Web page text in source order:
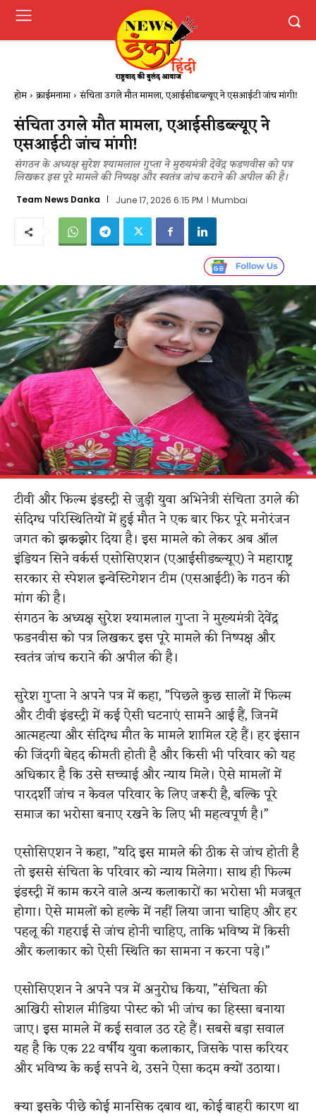
होम क्राईमनामा संचिता उगले मौत मामला, एआईसीडब्ल्यूए ने एसआईटी जांच मांगी!
संचिता उगले मौत मामला, एआईसीडब्ल्यूए ने
एसआईटी जांच मांगी!
संगठन के अध्यक्ष सुरेश श्यामलाल गुप्ता ने मुख्यमंत्री देवेंद्र फडणवीस को पत्र
लिखकर इस पूरे मामले की निष्पक्ष और स्वतंत्र जांच कराने की अपील की है।
Team News Danka June 17, 2026 6:15 PM Mumbai
टीवी और फिल्म इंडस्ट्री से जुड़ी युवा अभिनेत्री संचिता उगले की
संदिग्ध परिस्थितियों में हुई मौत ने एक बार फिर पूरे मनोरंजन
जगत को झकझोर दिया है। इस मामले को लेकर अब ऑल
इंडियन सिने वर्कर्स एसोसिएशन (एआईसीडब्ल्यूए) ने महाराष्ट्र
सरकार से स्पेशल इन्वेस्टिगेशन टीम (एसआईटी) के गठन की
मांग की है।
संगठन के अध्यक्ष सुरेश श्यामलाल गुप्ता ने मुख्यमंत्री देवेंद्र
फडनवीस को पत्र लिखकर इस पूरे मामले की निष्पक्ष और
स्वतंत्र जांच कराने की अपील की है।
सुरेश गुप्ता ने अपने पत्र में कहा, ”पिछले कुछ सालों में फिल्म
और टीवी इंडस्ट्री में कई ऐसी घटनाएं सामने आई हैं, जिनमें
आत्महत्या और संदिग्ध मौत के मामले शामिल रहे हैं। हर इंसान
की जिंदगी बेहद कीमती होती है और किसी भी परिवार को यह
अधिकार है कि उसे सच्चाई और न्याय मिले। ऐसे मामलों में
पारदर्शी जांच न केवल परिवार के लिए जरूरी है, बल्कि पूरे
समाज का भरोसा बनाए रखने के लिए भी महत्वपूर्ण है।”
एसोसिएशन ने कहा, ”यदि इस मामले की ठीक से जांच होती है
तो इससे संचिता के परिवार को न्याय मिलेगा। साथ ही फिल्म
इंडस्ट्री में काम करने वाले अन्य कलाकारों का भरोसा भी मजबूत
होगा। ऐसे मामलों को हल्के में नहीं लिया जाना चाहिए और हर
पहलू की गहराई से जांच होनी चाहिए, ताकि भविष्य में किसी
और कलाकार को ऐसी स्थिति का सामना न करना पड़े।”
एसोसिएशन ने अपने पत्र में अनुरोध किया, ”संचिता की
आखिरी सोशल मीडिया पोस्ट को भी जांच का हिस्सा बनाया
जाए। इस मामले में कई सवाल उठ रहे हैं। सबसे बड़ा सवाल
यह है कि एक 22 वर्षीय युवा कलाकार, जिसके पास करियर
और भविष्य के कई सपने थे, उसने ऐसा कदम क्यों उठाया।
क्या इसके पीछे कोई मानसिक दबाव था, कोई बाहरी कारण था